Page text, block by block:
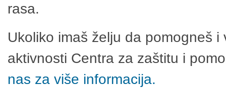
rasa.
Ukoliko imaš želju da pomogneš
aktivnosti Centra za zaštitu i
nas za više informacija.